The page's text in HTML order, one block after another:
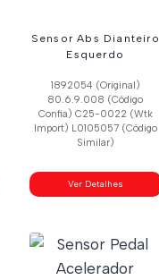
Sensor Abs Dianteiro
Esquerdo
1892054 (Original)
80.6.9.008 (Código
Confia) C25-0022 (Wtk
Import) L0105057 (Código
Similar)
Ver Detalhes